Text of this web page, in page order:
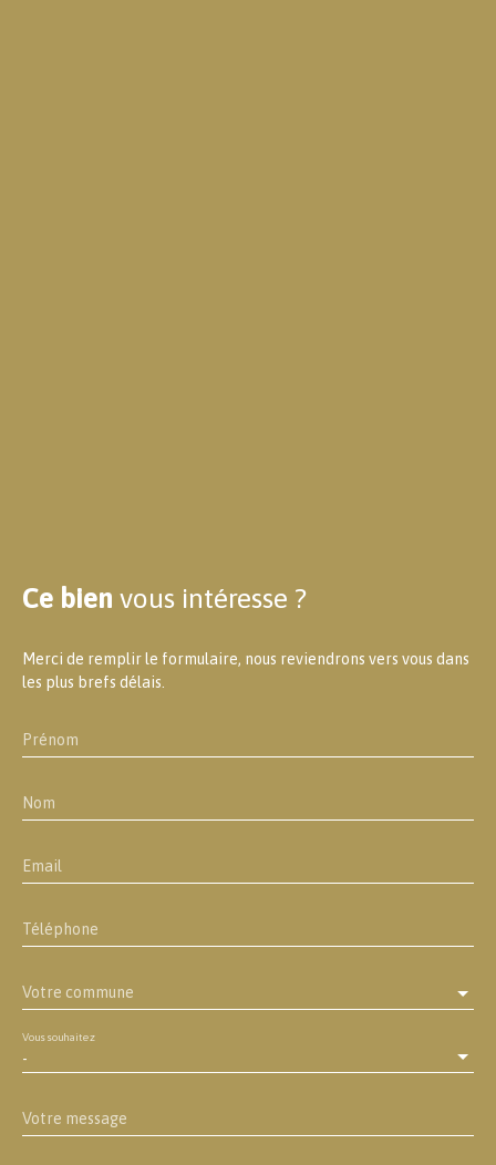
Ce bien vous intéresse ?
Merci de remplir le formulaire, nous reviendrons vers vous dans
les plus brefs délais.
Prénom
Nom
Email
Téléphone
Votre commune
-
Vous souhaitez
Votre message